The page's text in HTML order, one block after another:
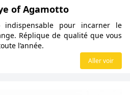
of Agamotto
indispensable pour incarner le
Réplique de qualité que vous
l’année.
Aller voir